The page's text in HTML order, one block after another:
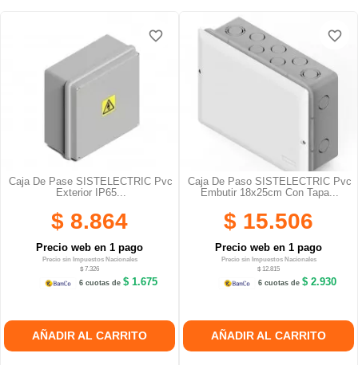
Caja De Pase SISTELECTRIC Pvc
Exterior IP65...
$ 8.864
Precio web en 1 pago
Precio sin Impuestos Nacionales
$ 7.326
6 cuotas de $ 1.675
AÑADIR AL CARRITO
favorite_border
favorite_border
favorite_border
Caja De Paso SISTELECTRIC Pvc
Embutir 18x25cm Con Tapa...
$ 15.506
Precio web en 1 pago
Precio sin Impuestos Nacionales
$ 12.815
6 cuotas de $ 2.930
AÑADIR AL CARRITO
favorite_border
favorite_border
favorite_border